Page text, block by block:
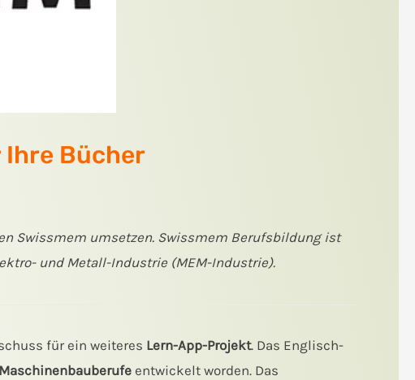
Ihre Bücher
Swissmem umsetzen. Swissmem Berufsbildung ist
und Metall-Industrie (MEM-Industrie).
für ein weiteres Lern-App-Projekt. Das Englisch-
Maschinenbauberufeentwickelt worden. Das